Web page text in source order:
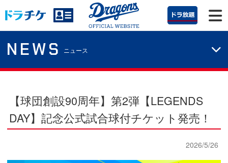
NEWS ニュース
【球団創設90周年】第2弾【LEGENDS
DAY】記念公式試合球付チケット発売！
2026/5/26